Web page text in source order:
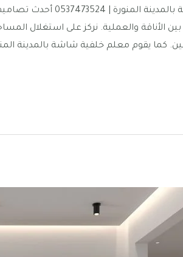
معلم خلفية شاشة
بين الأناقة والعملية. نركز على استغلال
كما يقوم معلم خلفية شاشة بالمدينة